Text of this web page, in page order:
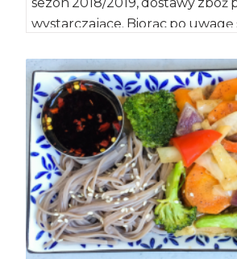
wystarczające. Biorąc po uwagę